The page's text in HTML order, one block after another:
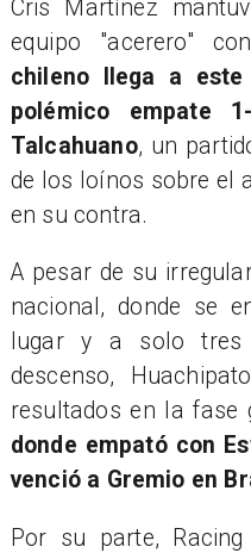
Cris Martínez
equipo "acerero"
chileno llega a
polémico empate
Talcahuano, un
de los loínos sobre el
en su contra.
A pesar de su
nacional, donde se
lugar y a solo
descenso,
resultados en la fase
donde empató con
venció a Gremio en
Por su parte,